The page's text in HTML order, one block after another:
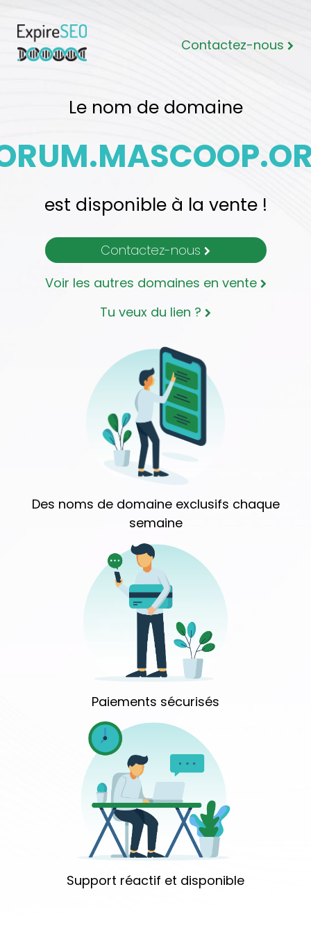
Contactez-nous
Le nom de domaine
est disponible à la vente !
Contactez-nous
Voir les autres domaines en vente
Tu veux du lien ?
Des noms de domaine exclusifs chaque
semaine
Paiements sécurisés
Support réactif et disponible